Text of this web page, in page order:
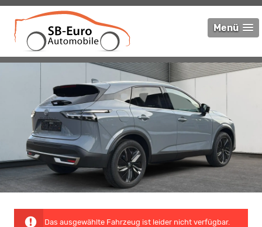
Menü
Das ausgewählte Fahrzeug ist leider nicht verfügbar.